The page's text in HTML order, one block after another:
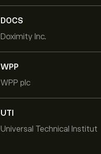
DOCS
Doximity Inc.
WPP
WPP plc
UTI
Universal Technical Institut